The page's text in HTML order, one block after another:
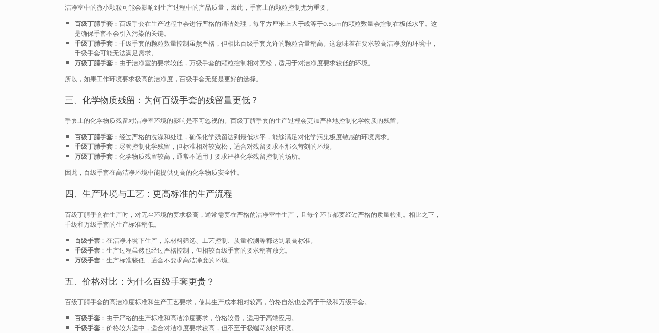
洁净室中的微小颗粒可能会影响到生产过程中的产品质量，因此，手套上的颗粒控制尤为重要。
百级丁腈手套：百级手套在生产过程中会进行严格的清洁处理，每平方厘米上大于或等于0.5μm的颗粒数量会控制在极低水平。这
是确保手套不会引入污染的关键。
千级丁腈手套：千级手套的颗粒数量控制虽然严格，但相比百级手套允许的颗粒含量稍高。这意味着在要求较高洁净度的环境中，
千级手套可能无法满足需求。
万级丁腈手套：由于洁净室的要求较低，万级手套的颗粒控制相对宽松，适用于对洁净度要求较低的环境。
所以，如果工作环境要求极高的洁净度，百级手套无疑是更好的选择。
三、化学物质残留：为何百级手套的残留量更低？
手套上的化学物质残留对洁净室环境的影响是不可忽视的。百级丁腈手套的生产过程会更加严格地控制化学物质的残留。
百级丁腈手套：经过严格的洗涤和处理，确保化学残留达到最低水平，能够满足对化学污染极度敏感的环境需求。
千级丁腈手套：尽管控制化学残留，但标准相对较宽松，适合对残留要求不那么苛刻的环境。
万级丁腈手套：化学物质残留较高，通常不适用于要求严格化学残留控制的场所。
因此，百级手套在高洁净环境中能提供更高的化学物质安全性。
四、生产环境与工艺：更高标准的生产流程
百级丁腈手套在生产时，对无尘环境的要求极高，通常需要在严格的洁净室中生产，且每个环节都要经过严格的质量检测。相比之下，
千级和万级手套的生产标准稍低。
百级手套：在洁净环境下生产，原材料筛选、工艺控制、质量检测等都达到最高标准。
千级手套：生产过程虽然也经过严格控制，但相较百级手套的要求稍有放宽。
万级手套：生产标准较低，适合不要求高洁净度的环境。
五、价格对比：为什么百级手套更贵？
百级丁腈手套的高洁净度标准和生产工艺要求，使其生产成本相对较高，价格自然也会高于千级和万级手套。
百级手套：由于严格的生产标准和高洁净度要求，价格较贵，适用于高端应用。
千级手套：价格较为适中，适合对洁净度要求较高，但不至于极端苛刻的环境。